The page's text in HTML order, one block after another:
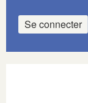
Se connecter